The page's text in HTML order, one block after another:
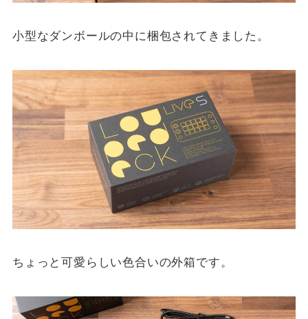
小型なダンボールの中に梱包されてきました。
ちょっと可愛らしい色合いの外箱です。